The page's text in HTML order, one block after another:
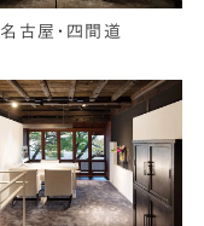
名古屋・四間道